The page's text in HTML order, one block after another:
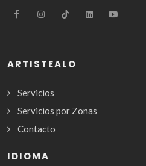
ARTISTEALO
Servicios
Servicios por Zonas
Contacto
IDIOMA